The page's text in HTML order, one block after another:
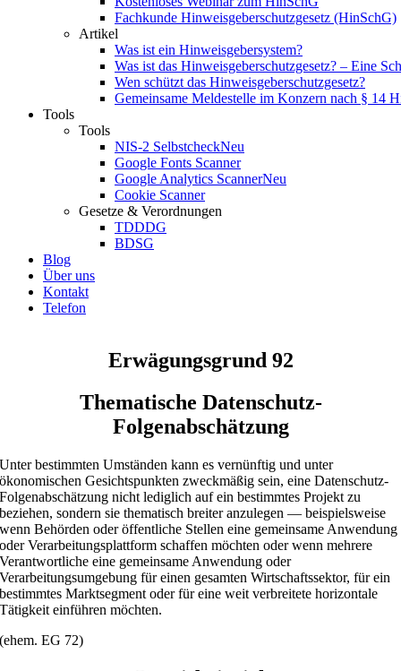
Fachkunde Hinweisgeberschutzgesetz (HinSchG)
Artikel
Was ist ein Hinweisgebersystem?
Was ist das Hinweisgeberschutzgesetz? – Eine
Wen schützt das Hinweisgeberschutzgesetz?
Gemeinsame Meldestelle im Konzern nach § 14
Tools
Tools
NIS-2 SelbstcheckNeu
Google Fonts Scanner
Google Analytics ScannerNeu
Cookie Scanner
Gesetze & Verordnungen
TDDDG
BDSG
Blog
Über uns
Kontakt
Telefon
Erwägungsgrund 92
Thematische Datenschutz-
Folgenabschätzung
Unter bestimmten Umständen kann es vernünftig und unter
ökonomischen Gesichtspunkten zweckmäßig sein, eine Datenschutz-
Folgenabschätzung nicht lediglich auf ein bestimmtes Projekt zu
beziehen, sondern sie thematisch breiter anzulegen — beispielsweise
wenn Behörden oder öffentliche Stellen eine gemeinsame Anwendung
oder Verarbeitungsplattform schaffen möchten oder wenn mehrere
Verantwortliche eine gemeinsame Anwendung oder
Verarbeitungsumgebung für einen gesamten Wirtschaftssektor, für ein
bestimmtes Marktsegment oder für eine weit verbreitete horizontale
Tätigkeit einführen möchten.
(ehem. EG 72)